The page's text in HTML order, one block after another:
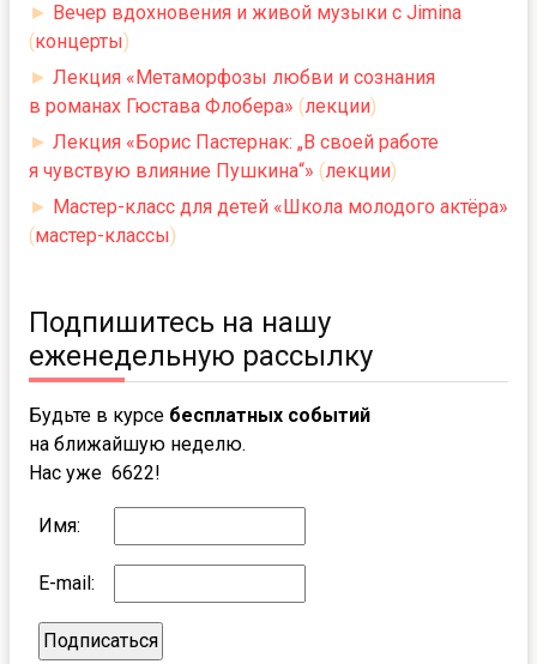
► Вечер вдохновения и живой музыки с Jimina
(концерты)
► Лекция «Метаморфозы любви и сознания
в романах Гюстава Флобера» (лекции)
► Лекция «Борис Пастернак: „В своей работе
я чувствую влияние Пушкина“» (лекции)
► Мастер-класс для детей «Школа молодого актёра»
(мастер-классы)
Подпишитесь на нашу
еженедельную рассылку
Будьте в курсе бесплатных событий
на ближайшую неделю.
Нас уже 6622!
Имя:
E-mail: